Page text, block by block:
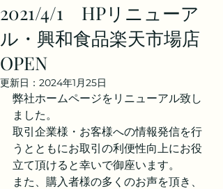
2021/4/1 HPリニューア
ル・興和食品楽天市場店
OPEN
更新日： 2024年1月25日
弊社ホームページをリニューアル致し
ました。
取引企業様・お客様への情報発信を行
うとともにお取引の利便性向上にお役
立て頂けると幸いで御座います。
また、購入者様の多くのお声を頂き、